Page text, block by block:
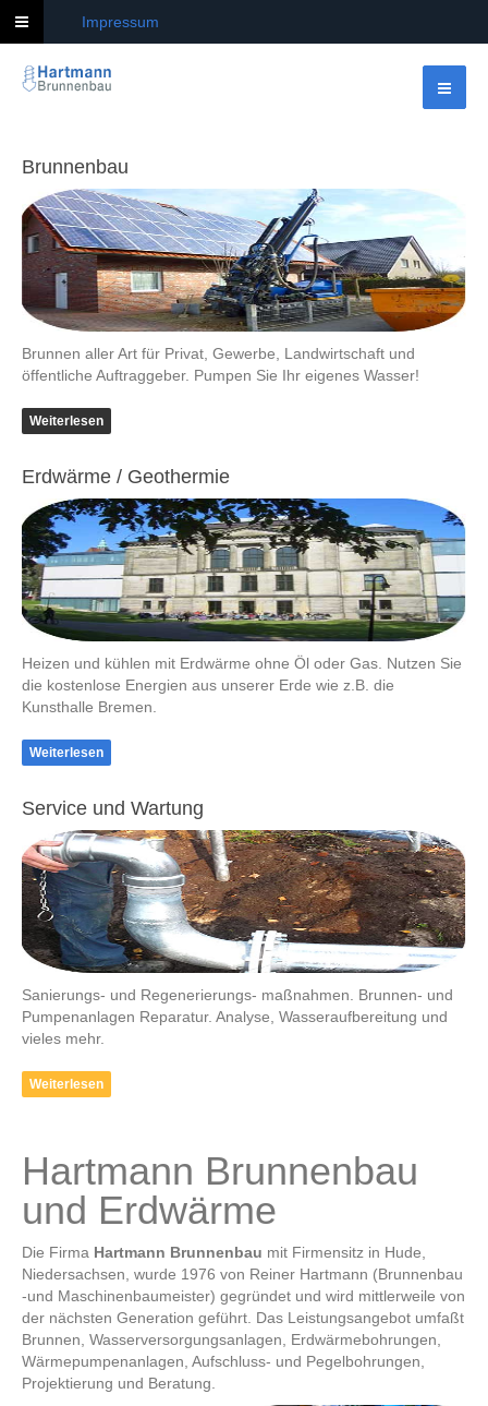
Impressum
Brunnenbau
Brunnen aller Art für Privat, Gewerbe, Landwirtschaft und
öffentliche Auftraggeber. Pumpen Sie Ihr eigenes Wasser!
Weiterlesen
Erdwärme / Geothermie
Heizen und kühlen mit Erdwärme ohne Öl oder Gas. Nutzen Sie
die kostenlose Energien aus unserer Erde wie z.B. die
Kunsthalle Bremen.
Weiterlesen
Service und Wartung
Sanierungs- und Regenerierungs- maßnahmen. Brunnen- und
Pumpenanlagen Reparatur. Analyse, Wasseraufbereitung und
vieles mehr.
Weiterlesen
Hartmann Brunnenbau
und Erdwärme
Die Firma Hartmann Brunnenbau mit Firmensitz in Hude,
Niedersachsen, wurde 1976 von Reiner Hartmann (Brunnenbau
-und Maschinenbaumeister) gegründet und wird mittlerweile von
der nächsten Generation geführt. Das Leistungsangebot umfaßt
Brunnen, Wasserversorgungsanlagen, Erdwärmebohrungen,
Wärmepumpenanlagen, Aufschluss- und Pegelbohrungen,
Projektierung und Beratung.